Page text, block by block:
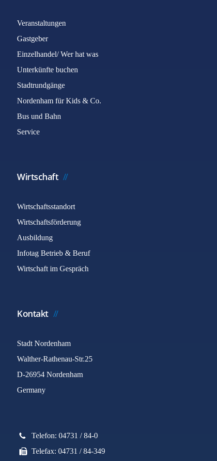
Veranstaltungen
Gastgeber
Einzelhandel/ Wer hat was
Unterkünfte buchen
Stadtrundgänge
Nordenham für Kids & Co.
Bus und Bahn
Service
Wirtschaft
Wirtschaftsstandort
Wirtschaftsförderung
Ausbildung
Infotag Betrieb & Beruf
Wirtschaft im Gespräch
Kontakt
Stadt Nordenham
Walther-Rathenau-Str.25
D-26954 Nordenham
Germany
Telefon: 04731 / 84-0
Telefax: 04731 / 84-349